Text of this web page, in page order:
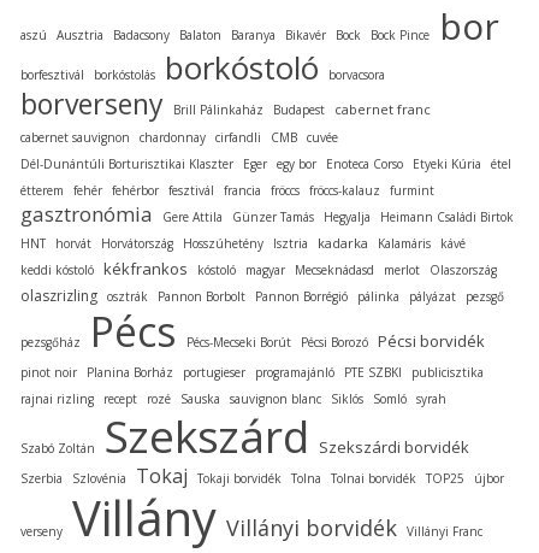
aszú Ausztria Badacsony Balaton Baranya Bikavér Bock Bock Pince bor
borfesztivál borkóstolás borkóstoló borvacsora
borverseny Brill Pálinkaház Budapest cabernet franc
cabernet sauvignon chardonnay cirfandli CMB cuvée
Dél-Dunántúli Borturisztikai Klaszter
Eger egy bor Enoteca Corso Etyeki Kúria
étel
étterem
fehér fehérbor fesztivál francia fröccs fröccs-kalauz furmint
gasztronómia Gere Attila Günzer Tamás Hegyalja
Heimann Családi Birtok
HNT
horvát Horvátország Hosszúhetény Isztria kadarka Kalamáris
kávé
keddi kóstoló kékfrankos kóstoló magyar Mecseknádasd merlot Olaszország
olaszrizling osztrák Pannon Borbolt Pannon Borrégió pálinka pályázat pezsgő
pezsgőház Pécs Pécs-Mecseki Borút Pécsi Borozó Pécsi borvidék
pinot noir Planina Borház portugieser programajánló PTE SZBKI
publicisztika
rajnai rizling
recept rozé Sauska sauvignon blanc Siklós Somló syrah
Szabó Zoltán Szekszárd Szekszárdi borvidék
Szerbia Szlovénia Tokaj Tokaji borvidék Tolna Tolnai borvidék TOP25 újbor
verseny Villány Villányi borvidék Villányi Franc